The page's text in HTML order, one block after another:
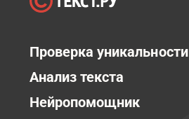
Проверка уникальности
Анализ текста
Нейропомощник